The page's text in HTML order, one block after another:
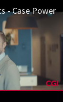
- Case Power